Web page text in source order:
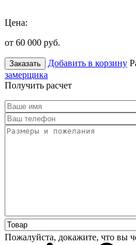
Цена:
от 60 000 руб.
Заказать Добавить в корзину
замерщика
Получить расчет
Пожалуйста, докажите, что вы